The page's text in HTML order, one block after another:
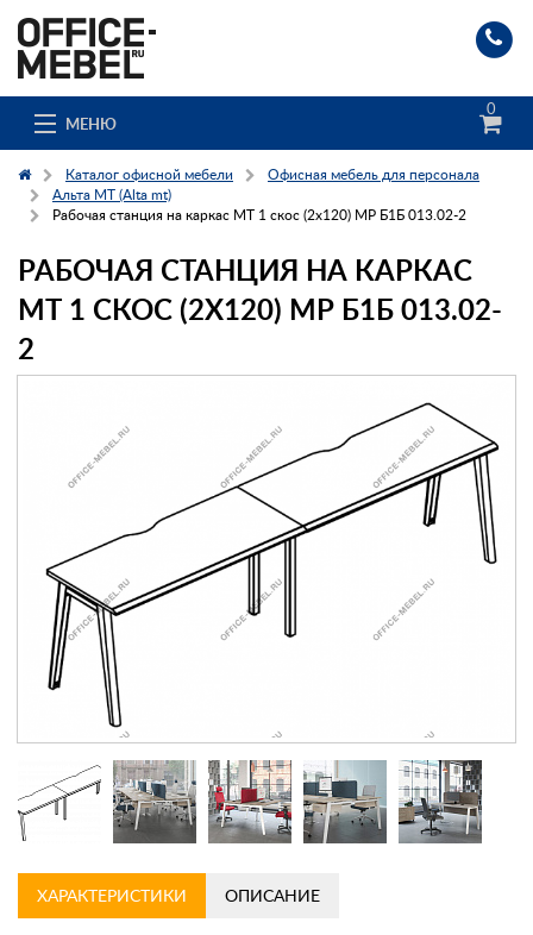
МЕНЮ
0
О компании
Клиенты
Контакты
Заказать обратный звонок
Каталог офисной мебели
Офисная мебель для персонала
Альта МТ (Alta mt)
Рабочая станция на каркас МТ 1 скос (2х120) МР Б1Б 013.02-2
РАБОЧАЯ СТАНЦИЯ НА КАРКАС
МТ 1 СКОС (2Х120) МР Б1Б 013.02-
2
ХАРАКТЕРИСТИКИ ОПИСАНИЕ